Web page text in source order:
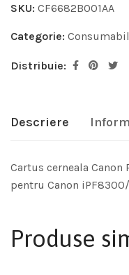
SKU: CF6682B001AA
Categorie:
Distribuie:
Descriere
Cartus cerneala
pentru Canon
Produse